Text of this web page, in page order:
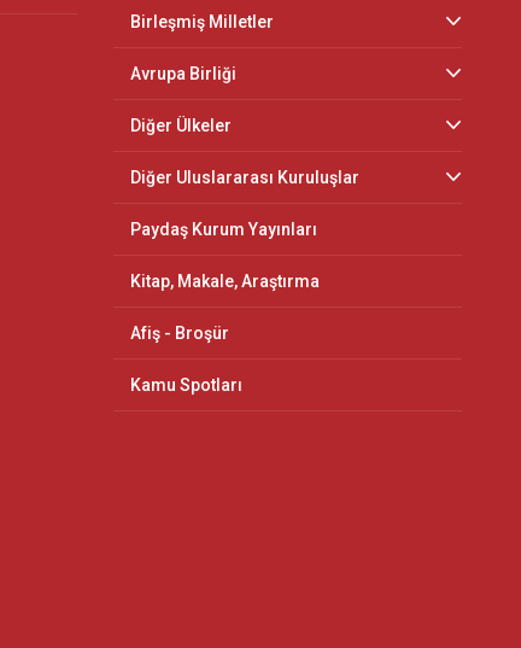
Birleşmiş Milletler
Avrupa Birliği
Diğer Ülkeler
Diğer Uluslararası Kuruluşlar
Paydaş Kurum Yayınları
Kitap, Makale, Araştırma
Afiş - Broşür
Kamu Spotları